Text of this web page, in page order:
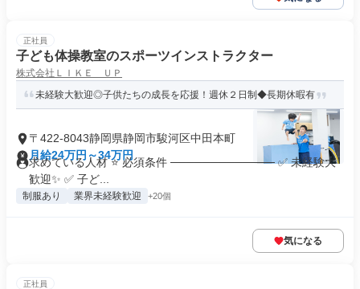
正社員
子ども体操教室のスポーツインストラクター
株式会社ＬＩＫＥ ＵＰ
未経験大歓迎◎子供たちの成長を応援！週休２日制◆長期休暇有
〒422-8043静岡県静岡市駿河区中田本町
月給24万円～34万円
求めている人材 ⭐ 必須条件 ───────────── ✅ 未経験大
歓迎✨ ✅ 子ど...
制服あり 業界未経験歓迎 +20個
気になる
正社員